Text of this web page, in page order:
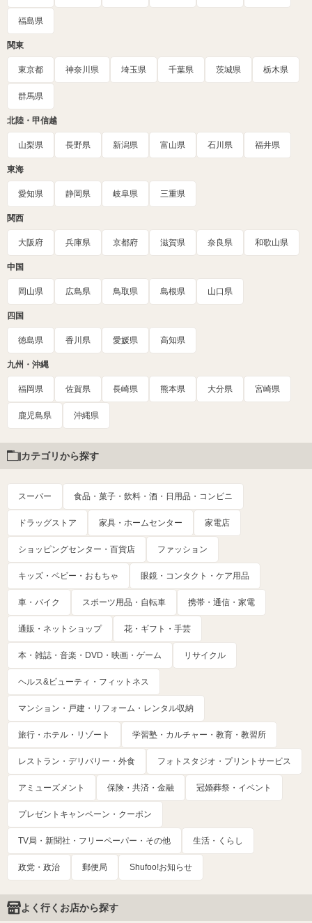
福島県
関東
東京都 神奈川県 埼玉県 千葉県 茨城県 栃木県
群馬県
北陸・甲信越
山梨県 長野県 新潟県 富山県 石川県 福井県
東海
愛知県 静岡県 岐阜県 三重県
関西
大阪府 兵庫県 京都府 滋賀県 奈良県 和歌山県
中国
岡山県 広島県 鳥取県 島根県 山口県
四国
徳島県 香川県 愛媛県 高知県
九州・沖縄
福岡県 佐賀県 長崎県 熊本県 大分県 宮崎県
鹿児島県 沖縄県
カテゴリから探す
スーパー 食品・菓子・飲料・酒・日用品・コンビニ
ドラッグストア 家具・ホームセンター 家電店
ショッピングセンター・百貨店 ファッション
キッズ・ベビー・おもちゃ 眼鏡・コンタクト・ケア用品
車・バイク スポーツ用品・自転車 携帯・通信・家電
通販・ネットショップ 花・ギフト・手芸
本・雑誌・音楽・DVD・映画・ゲーム リサイクル
ヘルス&ビューティ・フィットネス
マンション・戸建・リフォーム・レンタル収納
旅行・ホテル・リゾート 学習塾・カルチャー・教育・教習所
レストラン・デリバリー・外食 フォトスタジオ・プリントサービス
アミューズメント 保険・共済・金融 冠婚葬祭・イベント
プレゼントキャンペーン・クーポン
TV局・新聞社・フリーペーパー・その他 生活・くらし
政党・政治 郵便局 Shufoo!お知らせ
よく行くお店から探す